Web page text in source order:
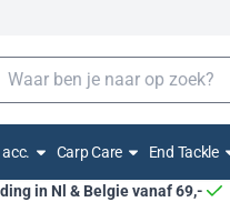
Carp Care End Tackle
in Nl & Belgie vanaf 69,-